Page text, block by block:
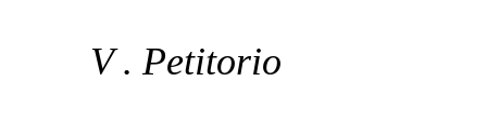
V . Petitorio